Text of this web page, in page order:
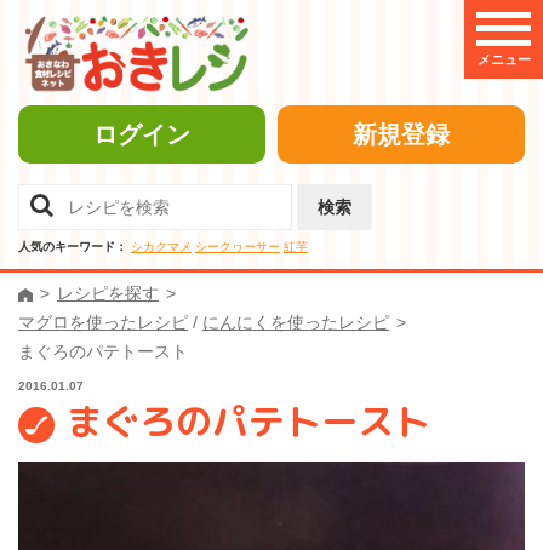
メニュー
ログイン 新規登録
検索
人気のキーワード： シカクマメ シークヮーサー 紅芋
レシピを探す
マグロを使ったレシピ / にんにくを使ったレシピ
まぐろのパテトースト
2016.01.07
まぐろのパテトースト